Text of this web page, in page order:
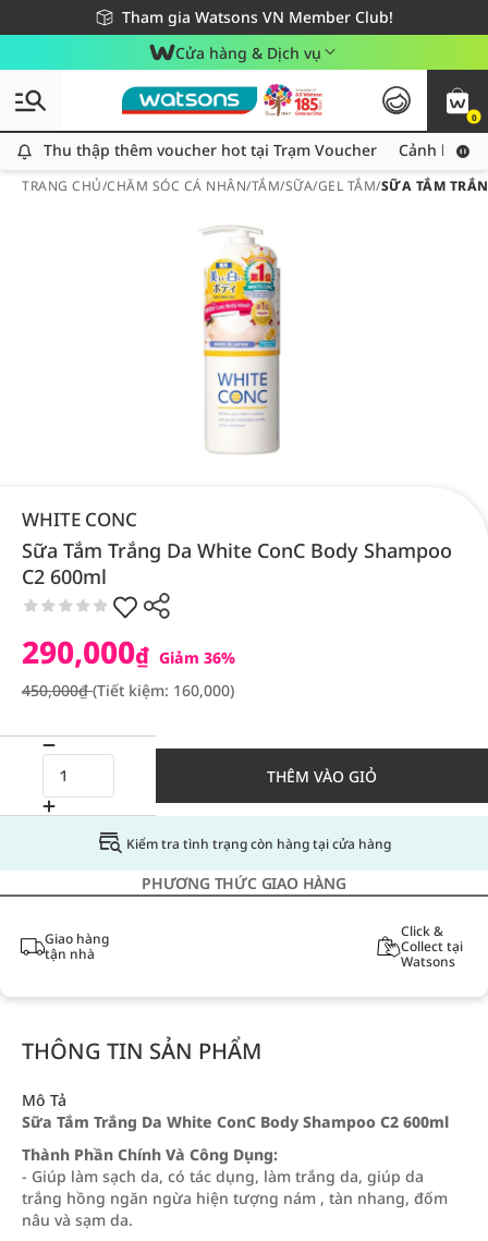
Tham gia Watsons VN Member Club!
Miễn phí giao hàng cho đơn hàng từ 249,000Đ
Giao hàng nhanh 24h - Áp dụng khu vực TP. Hồ Chí Minh
Cửa hàng & Dịch vụ
0
Thu thập thêm voucher hot tại Trạm Voucher
Thu thập thêm voucher hot tại Trạm Voucher Cảnh báo
TRANG CHỦ/CHĂM SÓC CÁ NHÂN/TẮM/SỮA/GEL TẮM/SỮA TẮM
WHITE CONC
Sữa Tắm Trắng Da White ConC Body Shampoo
C2 600ml
290,000₫ Giảm 36%
450,000₫(Tiết kiệm: 160,000)
THÊM VÀO GIỎ
Kiểm tra tình trạng còn hàng tại cửa hàng
PHƯƠNG THỨC GIAO HÀNG
Giao hàng
tận nhà
Click &
Collect tại
Watsons
THÔNG TIN SẢN PHẨM
Mô Tả
Sữa Tắm Trắng Da White ConC Body Shampoo C2 600ml
Thành Phần Chính Và Công Dụng:
- Giúp làm sạch da, có tác dụng, làm trắng da, giúp da
trắng hồng ngăn ngừa hiện tượng nám , tàn nhang, đốm
nâu và sạm da.